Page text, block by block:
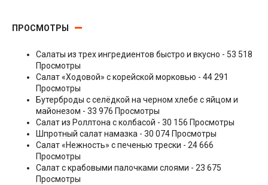
ПРОСМОТРЫ
Салаты из трех ингредиентов быстро и вкусно - 53 518
Просмотры
Салат «Ходовой» с корейской морковью - 44 291
Просмотры
Бутерброды с селёдкой на черном хлебе с яйцом и
майонезом - 33 976 Просмотры
Салат из Роллтона с колбасой - 30 156 Просмотры
Шпротный салат намазка - 30 074 Просмотры
Салат «Нежность» с печенью трески - 24 666
Просмотры
Салат с крабовыми палочками слоями - 23 675
Просмотры